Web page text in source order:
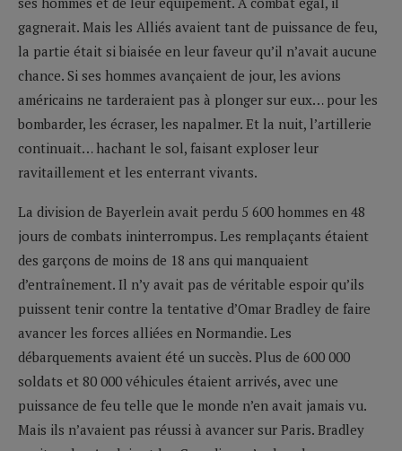
gagnerait. Mais les Alliés avaient tant de puissance de feu,
la partie était si biaisée en leur faveur qu’il n’avait aucune
chance. Si ses hommes avançaient de jour, les avions
américains ne tarderaient pas à plonger sur eux… pour les
bombarder, les écraser, les napalmer. Et la nuit, l’artillerie
continuait… hachant le sol, faisant exploser leur
ravitaillement et les enterrant vivants.
La division de Bayerlein avait perdu 5 600 hommes en 48
jours de combats ininterrompus. Les remplaçants étaient
des garçons de moins de 18 ans qui manquaient
d’entraînement. Il n’y avait pas de véritable espoir qu’ils
puissent tenir contre la tentative d’Omar Bradley de faire
avancer les forces alliées en Normandie. Les
débarquements avaient été un succès. Plus de 600 000
soldats et 80 000 véhicules étaient arrivés, avec une
puissance de feu telle que le monde n’en avait jamais vu.
Mais ils n’avaient pas réussi à avancer sur Paris. Bradley